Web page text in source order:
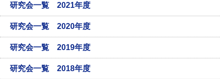
研究会一覧 2021年度
研究会一覧 2020年度
研究会一覧 2019年度
研究会一覧 2018年度